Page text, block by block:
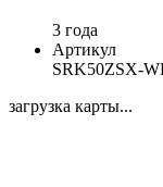
3 года
Артикул
SRK50ZSX-
загрузка карты...